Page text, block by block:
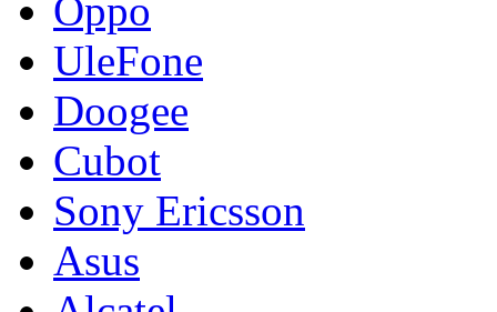
Oppo
UleFone
Doogee
Cubot
Sony Ericsson
Asus